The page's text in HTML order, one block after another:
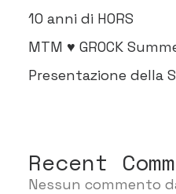
10 anni di HORS
MTM ♥ GROCK
Presentazione della
Recent
Nessun commento